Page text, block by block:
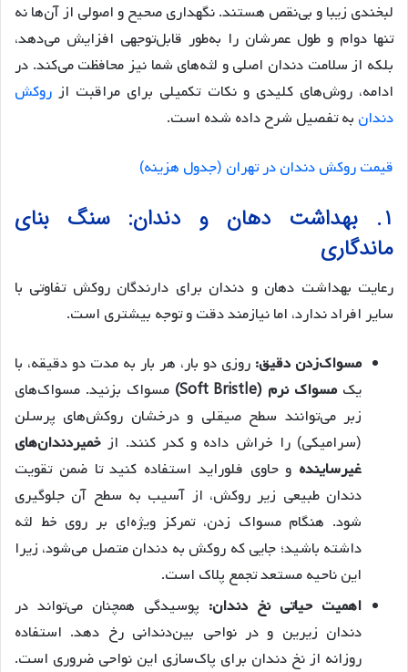
لبخندی زیبا و بی‌نقص هستند. نگهداری صحیح و اصولی از آن‌ها نه
تنها دوام و طول عمرشان را به‌طور قابل‌توجهی افزایش می‌دهد،
بلکه از سلامت دندان اصلی و لثه‌های شما نیز محافظت می‌کند. در
ادامه، روش‌های کلیدی و نکات تکمیلی برای مراقبت از روکش
دندان به تفصیل شرح داده شده است.
قیمت روکش دندان در تهران (جدول هزینه)
۱. بهداشت دهان و دندان: سنگ بنای
ماندگاری
رعایت بهداشت دهان و دندان برای دارندگان روکش تفاوتی با
سایر افراد ندارد، اما نیازمند دقت و توجه بیشتری است.
مسواک‌زدن دقیق: روزی دو بار، هر بار به مدت دو دقیقه، با
یکمسواک نرم (Soft Bristle)
مسواک بزنید. مسواک‌های
زبر می‌توانند سطح صیقلی و درخشان روکش‌های پرسلن
(سرامیکی) را خراش داده و کدر کنند. از خمیردندان‌های
غیرساینده و حاوی فلوراید استفاده کنید تا ضمن تقویت
دندان طبیعی زیر روکش، از آسیب به سطح آن جلوگیری
شود. هنگام مسواک زدن، تمرکز ویژه‌ای بر روی خط لثه
داشته باشید؛ جایی که روکش به دندان متصل می‌شود، زیرا
این ناحیه مستعد تجمع پلاک است.
اهمیت حیاتی نخ دندان: پوسیدگی همچنان می‌تواند در
دندان زیرین و در نواحی بین‌دندانی رخ دهد. استفاده
روزانه از نخ دندان برای پاک‌سازی این نواحی ضروری است.